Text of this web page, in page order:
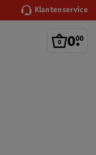
Klantenservice
0.
00